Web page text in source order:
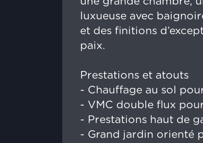
luxueuse avec
et des finitions
paix.
Prestations et atouts
- Chauffage au sol
- VMC double flux
- Prestations haut de
- Grand jardin orienté